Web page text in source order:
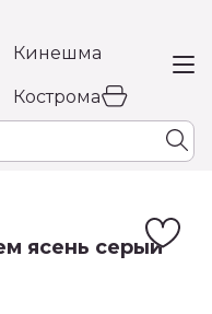
Кинешма
Кострома
ясень серый